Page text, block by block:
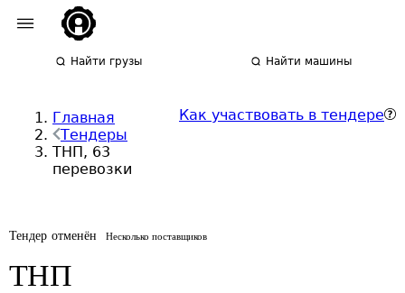
Найти грузы Найти машины
Главная
Тендеры
ТНП, 63
перевозки
Как участвовать в тендере
Тендер отменён Несколько поставщиков
ТНП